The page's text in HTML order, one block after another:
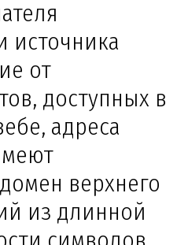
от
доступных в
адреса
верхнего
из длинной